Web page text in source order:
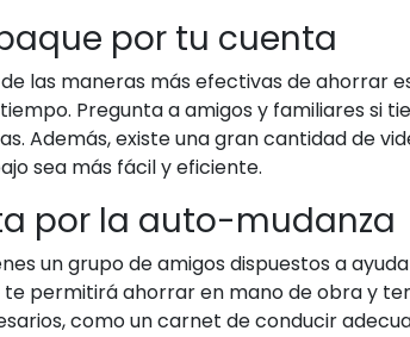
por tu cuenta
de las maneras más efectivas de ahorrar
Pregunta a amigos y familiares si
Además, existe una gran cantidad de
sea más fácil y eficiente.
por la auto-mudanza
un grupo de amigos dispuestos a
te permitirá ahorrar en mano de obra y
como un carnet de conducir